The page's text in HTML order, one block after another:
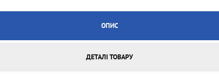
ОПИС
ДЕТАЛІ ТОВАРУ